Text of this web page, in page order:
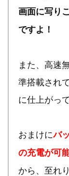
画面に写り
ですよ！
また、高速
準搭載され
に仕上がっ
おまけにバ
の充電が可
から、至れ